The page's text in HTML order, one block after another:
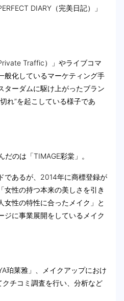
DIARY（完美日記）」
Traffic）」やライブコマ
般化しているマーケティング手
ターダムに駆け上がったブラン
れ”を起こしている様子であ
のは「TIMAGE彩棠」。
であるが、2014年に商標登録が
女性の持つ本来の美しさを引き
女性の特性に合ったメイク」と
ジに事業展開をしているメイク
珀莱雅」、メイクアップにおけ
チコミ調査を行い、分析など